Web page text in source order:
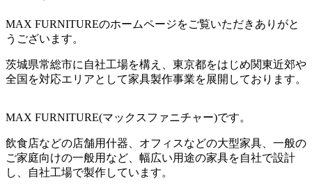
MAX FURNITUREのホームページをご覧いただきありがと
うございます。
茨城県常総市に自社工場を構え、東京都をはじめ関東近郊や
全国を対応エリアとして家具製作事業を展開しております。
MAX FURNITURE(マックスファニチャー)です。
飲食店などの店舗用什器、オフィスなどの大型家具、一般の
ご家庭向けの一般用など、幅広い用途の家具を自社で設計
し、自社工場で製作しています。